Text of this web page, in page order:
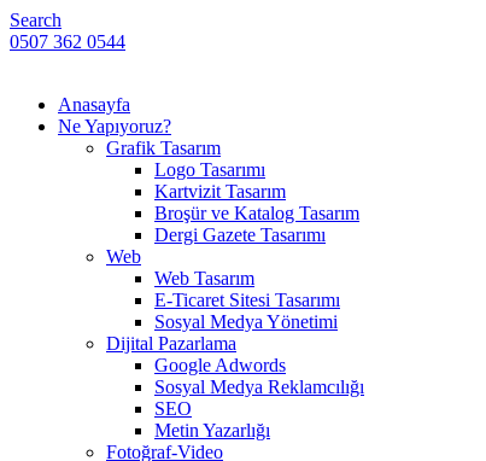
Search
0507 362 0544
Anasayfa
Ne Yapıyoruz?
Grafik Tasarım
Logo Tasarımı
Kartvizit Tasarım
Broşür ve Katalog Tasarım
Dergi Gazete Tasarımı
Web
Web Tasarım
E-Ticaret Sitesi Tasarımı
Sosyal Medya Yönetimi
Dijital Pazarlama
Google Adwords
Sosyal Medya Reklamcılığı
SEO
Metin Yazarlığı
Fotoğraf-Video